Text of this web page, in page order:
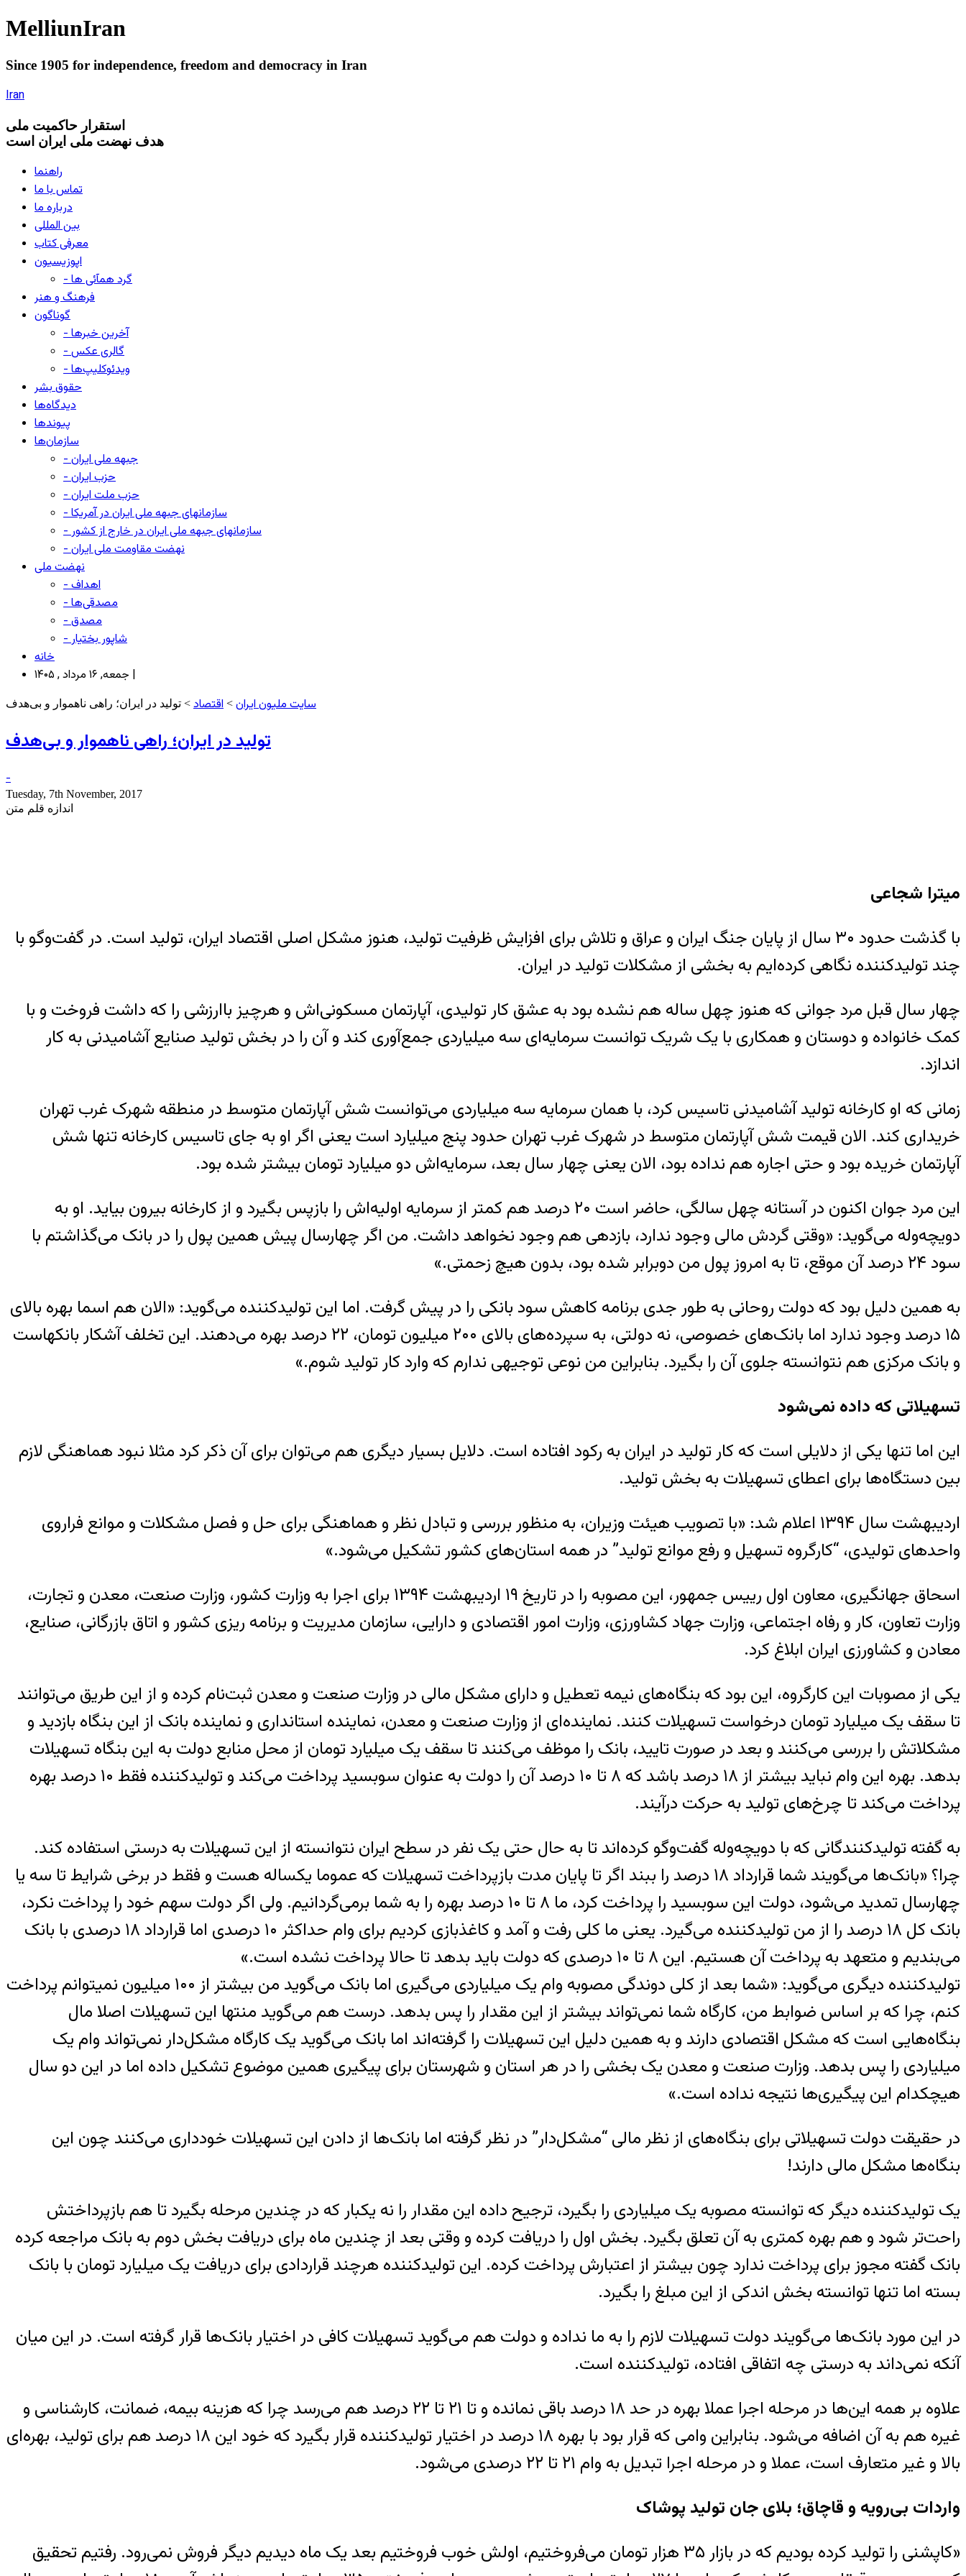
MelliunIran
Since 1905 for independence, freedom and democracy in Iran
Iran
استقرار حاکميت ملی
هدف نهضت ملی ایران است
راهنما
تماس با ما
درباره ما
بین المللی
معرفی کتاب
اپوزیسیون
- گرد همآئی ها
فرهنگ و هنر
گوناگون
- آخرین خبرها
- گالری عکس
- ویدئوکلیپ‌ها
حقوق بشر
دیدگاه‌ها
پیوندها
سازمان‌ها
- جبهه ملی ایران
- حزب ایران
- حزب ملت ایران
- سازمانهای جبهه ملی ایران در آمریکا
- سازمانهای جبهه ملی ایران در خارج از کشور
- نهضت مقاومت ملی ایران
نهضت ملی
- اهداف
- مصدقی‌ها
- مصدق
- شاپور بختیار
خانه
جمعه, ۱۶ مرداد , ۱۴۰۵ |
سایت ملیون ایران > اقتصاد > تولید در ایران؛ راهی ناهموار و بی‌هدف
تولید در ایران؛ راهی ناهموار و بی‌هدف
-
Tuesday, 7th November, 2017
اندازه قلم متن
میترا شجاعی
با گذشت حدود ۳۰ سال از پایان جنگ ایران و عراق و تلاش برای افزایش ظرفیت تولید، هنوز مشکل اصلی اقتصاد ایران، تولید است. در گفت‌وگو با
چند تولیدکننده نگاهی کرده‌ایم به بخشی از مشکلات تولید در ایران.
چهار سال قبل مرد جوانی که هنوز چهل ساله هم نشده بود به عشق کار تولیدی، آپارتمان مسکونی‌اش و هرچیز باارزشی را که داشت فروخت و با
کمک خانواده و دوستان و همکاری با یک شریک توانست سرمایه‌ای سه میلیاردی جمع‌آوری کند و آن را در بخش تولید صنایع آشامیدنی به کار
اندازد.
زمانی که او کارخانه تولید آشامیدنی تاسیس کرد، با همان سرمایه سه میلیاردی می‌توانست شش آپارتمان متوسط در منطقه شهرک غرب تهران
خریداری کند. الان قیمت شش آپارتمان متوسط در شهرک غرب تهران حدود پنج میلیارد است یعنی اگر او به جای تاسیس کارخانه تنها شش
آپارتمان خریده بود و حتی اجاره هم نداده بود، الان یعنی چهار سال بعد، سرمایه‌اش دو میلیارد تومان بیشتر شده بود.
این مرد جوان اکنون در آستانه چهل سالگی، حاضر است ۲۰ درصد هم کمتر از سرمایه اولیه‌اش را بازپس بگیرد و از کارخانه بیرون بیاید. او به
دویچه‌وله می‌گوید: «وقتی گردش مالی وجود ندارد، بازدهی هم وجود نخواهد داشت. من اگر چهارسال پیش همین پول را در بانک می‌گذاشتم با
سود ۲۴ درصد آن موقع، تا به امروز پول من دوبرابر شده بود، بدون هیچ زحمتی.»
به همین دلیل بود که دولت روحانی به طور جدی برنامه کاهش سود بانکی را در پیش گرفت. اما این تولیدکننده می‌گوید: «الان هم اسما بهره بالای
۱۵ درصد وجود ندارد اما بانک‌های خصوصی، نه دولتی، به سپرده‌های بالای ۲۰۰ میلیون تومان، ۲۲ درصد بهره می‌دهند. این تخلف آشکار بانکهاست
و بانک مرکزی هم نتوانسته جلوی آن را بگیرد. بنابراین من نوعی توجیهی ندارم که وارد کار تولید شوم.»
تسهیلاتی که داده نمی‌شود
این اما تنها یکی از دلایلی است که کار تولید در ایران به رکود افتاده است. دلایل بسیار دیگری هم می‌توان برای آن ذکر کرد مثلا نبود هماهنگی لازم
بین دستگاه‌ها برای اعطای تسهیلات به بخش تولید.
اردیبهشت سال ۱۳۹۴ اعلام شد: «با تصویب هیئت وزیران، به منظور بررسی و تبادل نظر و هماهنگی برای حل و فصل مشکلات و موانع فراروی
واحدهای تولیدی، “کارگروه تسهیل و رفع موانع تولید” در همه استان‌های کشور تشکیل می‌شود.»
اسحاق جهانگیری، معاون اول رییس جمهور، این مصوبه را در تاریخ ۱۹ اردیبهشت ۱۳۹۴ برای اجرا به وزارت کشور، وزارت صنعت، معدن و تجارت،
وزارت تعاون، کار و رفاه اجتماعی، وزارت جهاد کشاورزی، وزارت امور اقتصادی و دارایی، سازمان مدیریت و برنامه ریزی کشور و اتاق بازرگانی، صنایع،
معادن و کشاورزی ایران ابلاغ کرد.
یکی از مصوبات این کارگروه، این بود که بنگاه‌های نیمه تعطیل و دارای مشکل مالی در وزارت صنعت و معدن ثبت‌نام کرده و از این طریق می‌توانند
تا سقف یک میلیارد تومان درخواست تسهیلات کنند. نماینده‌ای از وزارت صنعت و معدن، نماینده استانداری و نماینده بانک از این بنگاه بازدید و
مشکلاتش را بررسی می‌کنند و بعد در صورت تایید، بانک را موظف می‌کنند تا سقف یک میلیارد تومان از محل منابع دولت به این بنگاه تسهیلات
بدهد. بهره این وام نباید بیشتر از ۱۸ درصد باشد که ۸ تا ۱۰ درصد آن را دولت به عنوان سوبسید پرداخت می‌کند و تولیدکننده فقط ۱۰ درصد بهره
پرداخت می‌کند تا چرخ‌های تولید به حرکت درآیند.
به گفته تولیدکنندگانی که با دویچه‌وله گفت‌وگو کرده‌اند تا به حال حتی یک نفر در سطح ایران نتوانسته از این تسهیلات به درستی استفاده کند.
چرا؟ «بانک‌ها می‌گویند شما قرارداد ۱۸ درصد را ببند اگر تا پایان مدت بازپرداخت تسهیلات که عموما یکساله هست و فقط در برخی شرایط تا سه یا
چهارسال تمدید می‌شود، دولت این سوبسید را پرداخت کرد، ما ۸ تا ۱۰ درصد بهره را به شما برمی‌گردانیم. ولی اگر دولت سهم خود را پرداخت نکرد،
بانک کل ۱۸ درصد را از من تولیدکننده می‌گیرد. یعنی ما کلی رفت و آمد و کاغذبازی کردیم برای وام حداکثر ۱۰ درصدی اما قرارداد ۱۸ درصدی با بانک
می‌بندیم و متعهد به پرداخت آن هستیم. این ۸ تا ۱۰ درصدی که دولت باید بدهد تا حالا پرداخت نشده است.»
تولیدکننده دیگری می‌گوید: «شما بعد از کلی دوندگی مصوبه وام یک میلیاردی می‌گیری اما بانک می‌گوید من بیشتر از ۱۰۰ میلیون نمیتوانم پرداخت
کنم، چرا که بر اساس ضوابط من، کارگاه شما نمی‌تواند بیشتر از این مقدار را پس بدهد. درست هم می‌گوید منتها این تسهیلات اصلا مال
بنگاه‌هایی است که مشکل اقتصادی دارند و به همین دلیل این تسهیلات را گرفته‌اند اما بانک می‌گوید یک کارگاه مشکل‌دار نمی‌تواند وام یک
میلیاردی را پس بدهد. وزارت صنعت و معدن یک بخشی را در هر استان و شهرستان برای پیگیری همین موضوع تشکیل داده اما در این دو سال
هیچکدام این پیگیری‌ها نتیجه نداده است.»
در حقیقت دولت تسهیلاتی برای بنگاه‌های از نظر مالی “مشکل‌دار” در نظر گرفته اما بانک‌ها از دادن این تسهیلات خودداری می‌کنند چون این
بنگاه‌ها مشکل مالی ‌دارند!
یک تولیدکننده دیگر که توانسته مصوبه یک میلیاردی را بگیرد، ترجیح داده این مقدار را نه یکبار که در چندین مرحله بگیرد تا هم بازپرداختش
راحت‌تر شود و هم بهره کمتری به آن تعلق بگیرد. بخش اول را دریافت کرده و وقتی بعد از چندین ماه برای دریافت بخش دوم به بانک مراجعه کرده
بانک گفته مجوز برای پرداخت ندارد چون بیشتر از اعتبارش پرداخت کرده. این تولیدکننده هرچند قراردادی برای دریافت یک میلیارد تومان با بانک
بسته اما تنها توانسته بخش اندکی از این مبلغ را بگیرد.
در این مورد بانک‌ها می‌گویند دولت تسهیلات لازم را به ما نداده و دولت هم می‌گوید تسهیلات کافی در اختیار بانک‌ها قرار گرفته است. در این میان
آنکه نمی‌داند به درستی چه اتفاقی افتاده، تولیدکننده است.
علاوه بر همه این‌ها در مرحله اجرا عملا بهره در حد ۱۸ درصد باقی نمانده و تا ۲۱ تا ۲۲ درصد هم می‌رسد چرا که هزینه بیمه، ضمانت، کارشناسی و
غیره هم به آن اضافه می‌شود. بنابراین وامی که قرار بود با بهره ۱۸ درصد در اختیار تولیدکننده قرار بگیرد که خود این ۱۸ درصد هم برای تولید، بهره‌ای
بالا و غیر متعارف است، عملا و در مرحله اجرا تبدیل به وام ۲۱ تا ۲۲ درصدی می‌شود.
واردات بی‌رویه و قاچاق؛ بلای جان تولید پوشاک
«کاپشنی را تولید کرده بودیم که در بازار ۳۵ هزار تومان می‌فروختیم، اولش خوب فروختیم بعد یک ماه دیدیم دیگر فروش نمی‌رود. رفتیم تحقیق